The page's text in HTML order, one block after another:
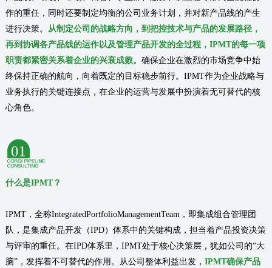
作的重任，同时还要制定均衡的公司业务计划，并对新产品线的产生
进行决策。 从制定公司的战略方向，到把控技术与产品的发展路径，
再到协调各产品线的运作以及管理产品开发的全过程，IPMT的每一项
职责都紧密关系着企业的兴衰成败。 确保企业在激烈的市场竞争中始
终保持正确的航向，向着既定的目标稳步前行。IPMT作为企业战略与
业务执行的关键连接点，在企业的运营与发展中扮演着无可替代的核
心角色。
什么是IPMT？
IPMT，全称IntegratedPortfolioManagementTeam，即集成组合管理团
队，是集成产品开发（IPD）体系中的关键构成，担当着产品投资决策
与评审的重任。在IPD体系里，IPMT处于核心决策层，犹如公司的“大
脑”，发挥着不可替代的作用。从公司整体利益出发， IPMT确保产品